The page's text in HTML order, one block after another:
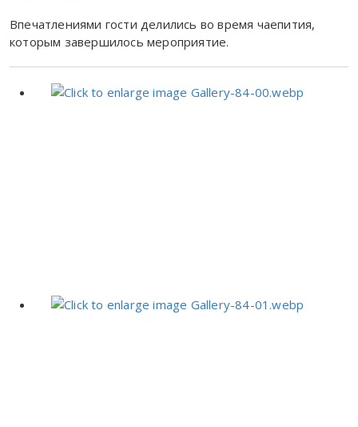
Впечатлениями гости делились во время чаепития,
которым завершилось мероприятие.